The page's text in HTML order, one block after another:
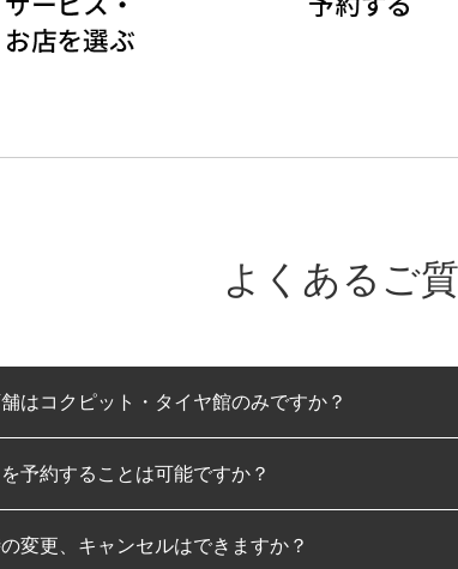
よくあるご
はコクピット・タイヤ館のみですか？
イヤ館のみとなります。
予約することは可能ですか？
ご予約は可能です。
変更、キャンセルはできますか？